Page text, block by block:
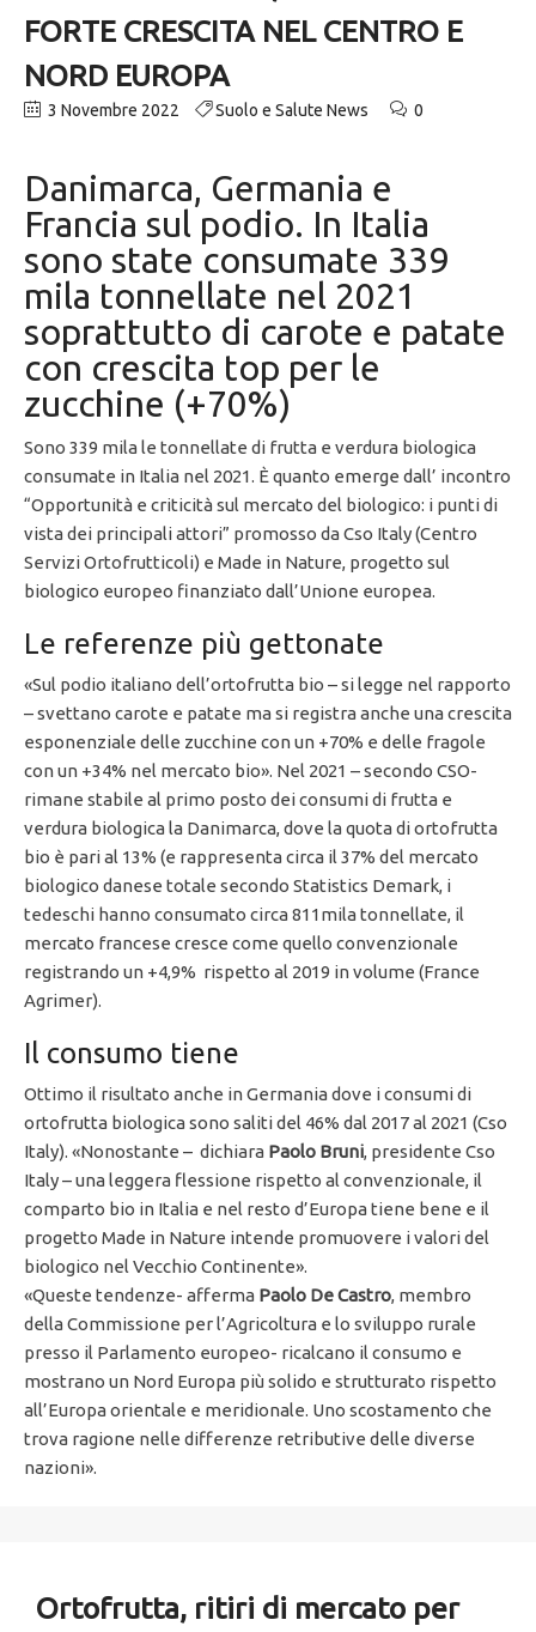
FORTE CRESCITA NEL CENTRO E
NORD EUROPA
3 Novembre 2022 Suolo e Salute News 0
Danimarca, Germania e
Francia sul podio. In Italia
sono state consumate 339
mila tonnellate nel 2021
soprattutto di carote e patate
con crescita top per le
zucchine (+70%)
Sono 339 mila le tonnellate di frutta e verdura biologica
consumate in Italia nel 2021. È quanto emerge dall’ incontro
“Opportunità e criticità sul mercato del biologico: i punti di
vista dei principali attori” promosso da Cso Italy (Centro
Servizi Ortofrutticoli) e Made in Nature, progetto sul
biologico europeo finanziato dall’Unione europea.
Le referenze più gettonate
«Sul podio italiano dell’ortofrutta bio – si legge nel rapporto
– svettano carote e patate ma si registra anche una crescita
esponenziale delle zucchine con un +70% e delle fragole
con un +34% nel mercato bio». Nel 2021 – secondo CSO-
rimane stabile al primo posto dei consumi di frutta e
verdura biologica la Danimarca, dove la quota di ortofrutta
bio è pari al 13% (e rappresenta circa il 37% del mercato
biologico danese totale secondo Statistics Demark, i
tedeschi hanno consumato circa 811mila tonnellate, il
mercato francese cresce come quello convenzionale
registrando un +4,9% rispetto al 2019 in volume (France
Agrimer).
Il consumo tiene
Ottimo il risultato anche in Germania dove i consumi di
ortofrutta biologica sono saliti del 46% dal 2017 al 2021 (Cso
Italy). «Nonostante – dichiara Paolo Bruni, presidente Cso
Italy – una leggera flessione rispetto al convenzionale, il
comparto bio in Italia e nel resto d’Europa tiene bene e il
progetto Made in Nature intende promuovere i valori del
biologico nel Vecchio Continente».
«Queste tendenze- afferma Paolo De Castro, membro
della Commissione per l’Agricoltura e lo sviluppo rurale
presso il Parlamento europeo- ricalcano il consumo e
mostrano un Nord Europa più solido e strutturato rispetto
all’Europa orientale e meridionale. Uno scostamento che
trova ragione nelle differenze retributive delle diverse
nazioni».
Ortofrutta, ritiri di mercato per